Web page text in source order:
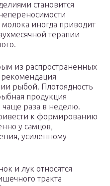
становится
иногда приводит
терапии
из распространенных
рекомендация
рыбой. Плотоядность
продукция
чаще раза в неделю.
к формированию
у самцов,
усиленному
и лук относятся
тракта